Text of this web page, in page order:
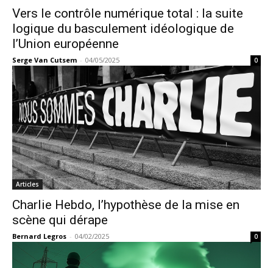
Vers le contrôle numérique total : la suite
logique du basculement idéologique de
l’Union européenne
Serge Van Cutsem - 04/05/2025 0
Articles
Charlie Hebdo, l’hypothèse de la mise en
scène qui dérape
Bernard Legros - 04/02/2025 0